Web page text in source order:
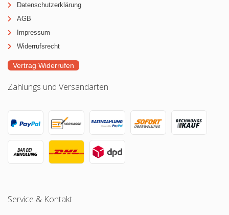
Datenschutzerklärung
AGB
Impressum
Widerrufsrecht
Vertrag Widerrufen
Zahlungs und Versandarten
Service & Kontakt